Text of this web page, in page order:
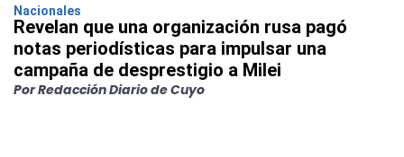
Nacionales
Revelan que una organización rusa pagó
notas periodísticas para impulsar una
campaña de desprestigio a Milei
Por Redacción Diario de Cuyo